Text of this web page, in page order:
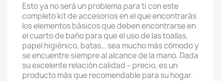
Esto ya no será un problema para ti con este
completo kit de accesorios en el que encontrarás
los elementos básicos que deben encontrarse en
el cuarto de baño para que el uso de las toallas,
papel higiénico, batas… sea mucho más cómodo y
se encuentre siempre al alcance de la mano. Dada
su excelente relación calidad – precio, es un
producto más que recomendable para su hogar.